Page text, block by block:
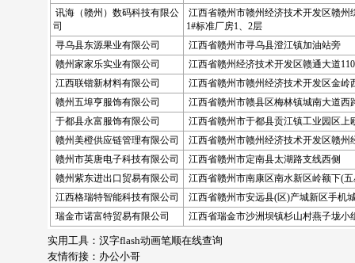
讯海（赣州）数码科技有限公
司
江西省赣州市赣州经济技术开发区赣
1#标准厂房1、2层
寻乌县东源果业有限公司
江西省赣州市寻乌县澄江镇加油站旁
赣州家家乐实业有限公司
江西省赣州经济技术开发区赣通大道
江西联锴新材料有限公司
江西省赣州市赣州经济技术开发区金岭
赣州五埠亨服饰有限公司
江西省赣州市赣县区梅林镇城南大道西
于都县永富服饰有限公司
江西省赣州市于都县贡江镇工业园区上
赣州美橙供应链管理有限公司
江西省赣州市赣州经济技术开发区赣
赣州市英唐电子科技有限公司
江西省赣州市定南县太湖路支线西侧
赣州紫东进出口贸易有限公司
江西省赣州市南康区南水新区岭额下(五
江西格瑞特智能科技有限公司
江西省赣州市安远县(区)产城新区手机
瑞金市诺富特贸易有限公司
江西省瑞金市沙洲坝镇杉山村燕子垅小
实用工具： 汉字flash动画笔顺在线查询
友情衔接： 办公小哥